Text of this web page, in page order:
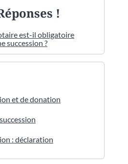
!
est-il obligatoire
succession ?
et de donation
: déclaration